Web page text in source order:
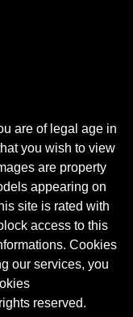
are of legal age in
you wish to view
are property
appearing on
site is rated with
access to this
Cookies
our services, you
reserved.